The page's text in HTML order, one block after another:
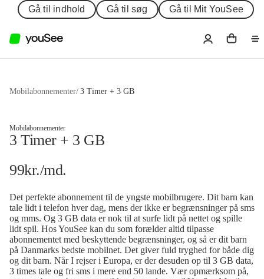
Gå til indhold Gå til søg Gå til Mit YouSee
Mobilabonnementer/ 3 Timer + 3 GB
Mobilabonnementer
3 Timer + 3 GB
99kr./md.
Det perfekte abonnement til de yngste mobilbrugere. Dit barn kan
tale lidt i telefon hver dag, mens der ikke er begrænsninger på sms
og mms. Og 3 GB data er nok til at surfe lidt på nettet og spille
lidt spil. Hos YouSee kan du som forælder altid tilpasse
abonnementet med beskyttende begrænsninger, og så er dit barn
på Danmarks bedste mobilnet. Det giver fuld tryghed for både dig
og dit barn. Når I rejser i Europa, er der desuden op til 3 GB data,
3 times tale og fri sms i mere end 50 lande. Vær opmærksom på,